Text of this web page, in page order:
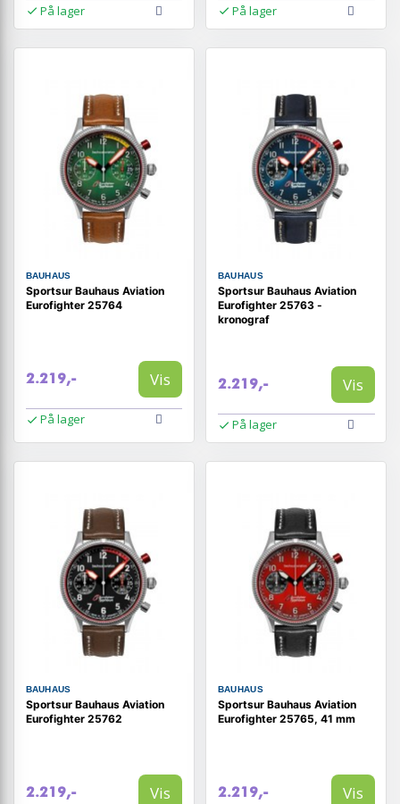
På lager På lager
BAUHAUS
Sportsur Bauhaus Aviation
Eurofighter 25764
2.219,- Vis
På lager
BAUHAUS
Sportsur Bauhaus Aviation
Eurofighter 25763 -
kronograf
2.219,- Vis
På lager
BAUHAUS
Sportsur Bauhaus Aviation
Eurofighter 25762
2.219,- Vis
BAUHAUS
Sportsur Bauhaus Aviation
Eurofighter 25765, 41 mm
2.219,- Vis